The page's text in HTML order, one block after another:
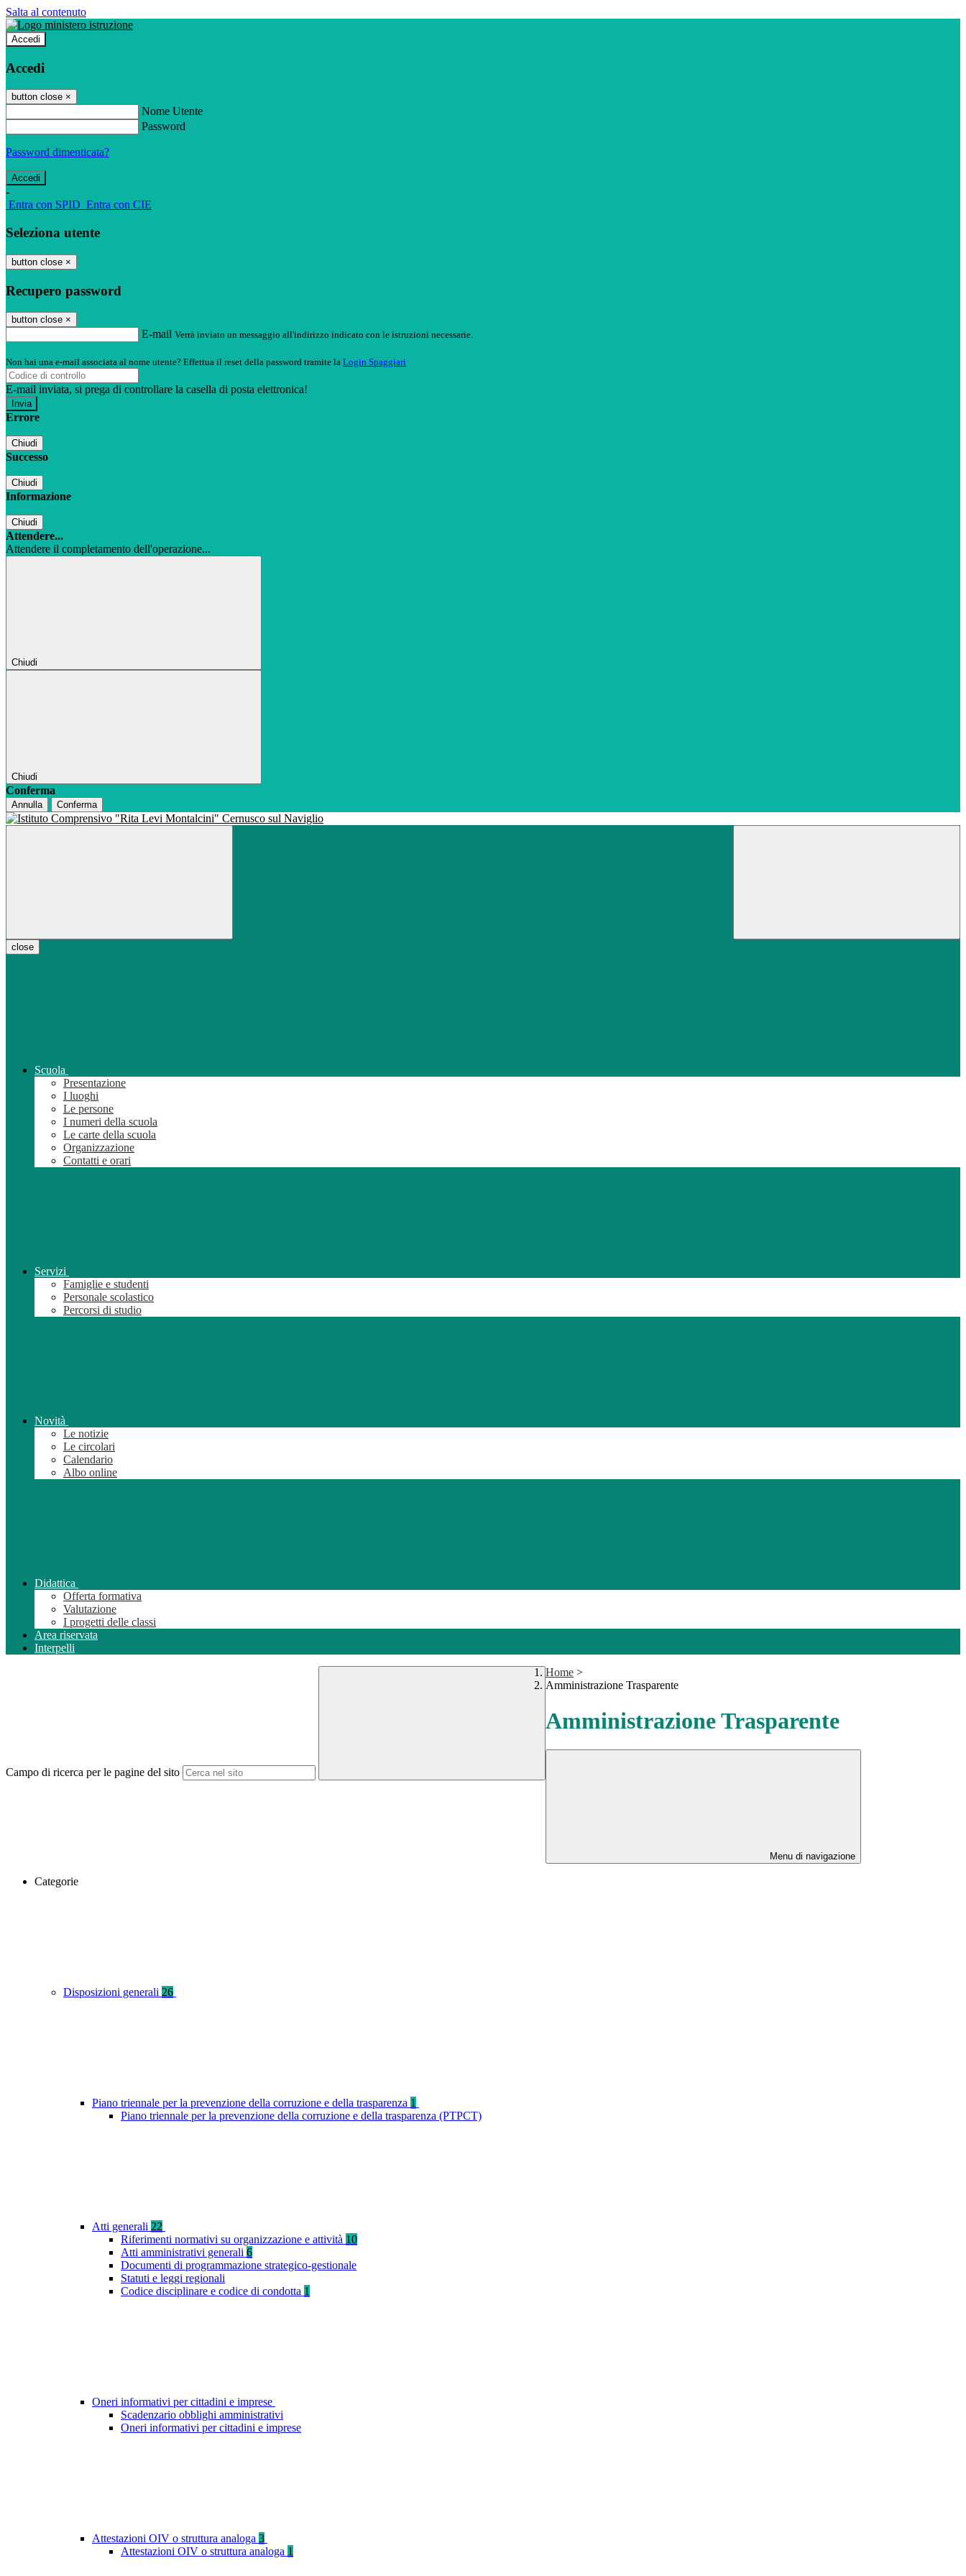
Salta al contenuto
Accedi
Accedi
button close ×
Nome Utente
Password
Password dimenticata?
-
Entra con SPID Entra con CIE
Seleziona utente
button close ×
Recupero password
button close ×
E-mail Verrà inviato un messaggio all'indirizzo indicato con le istruzioni necessarie.
Non hai una e-mail associata al nome utente? Effettua il reset della password tramite la Login Spaggiari
E-mail inviata, si prega di controllare la casella di posta elettronica!
Errore
Chiudi
Successo
Chiudi
Informazione
Chiudi
Attendere...
Attendere il completamento dell'operazione...
Chiudi
Chiudi
Conferma
Annulla Conferma
close
Scuola
Presentazione
I luoghi
Le persone
I numeri della scuola
Le carte della scuola
Organizzazione
Contatti e orari
Servizi
Famiglie e studenti
Personale scolastico
Percorsi di studio
Novità
Le notizie
Le circolari
Calendario
Albo online
Didattica
Offerta formativa
Valutazione
I progetti delle classi
Area riservata
Interpelli
Campo di ricerca per le pagine del sito
Home >
Amministrazione Trasparente
Amministrazione Trasparente
Menu di navigazione
Categorie
Disposizioni generali 26
Piano triennale per la prevenzione della corruzione e della trasparenza 1
Piano triennale per la prevenzione della corruzione e della trasparenza (PTPCT)
Atti generali 22
Riferimenti normativi su organizzazione e attività 10
Atti amministrativi generali 6
Documenti di programmazione strategico-gestionale
Statuti e leggi regionali
Codice disciplinare e codice di condotta 1
Oneri informativi per cittadini e imprese
Scadenzario obblighi amministrativi
Oneri informativi per cittadini e imprese
Attestazioni OIV o struttura analoga 3
Attestazioni OIV o struttura analoga 1